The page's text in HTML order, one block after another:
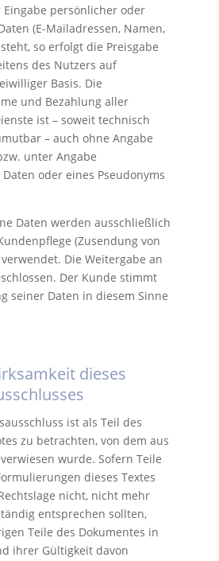
persönlicher oder
(E-Mailadressen, Namen,
so erfolgt die Preisgabe
des Nutzers auf
Basis. Die
und Bezahlung aller
ist – soweit technisch
– auch ohne Angabe
unter Angabe
oder eines Pseudonyms
Daten werden ausschließlich
(Zusendung von
Die Weitergabe an
Der Kunde stimmt
seiner Daten in diesem Sinne
dieses
ist als Teil des
zu betrachten, von dem aus
wurde. Sofern Teile
dieses Textes
nicht, nicht mehr
entsprechen sollten,
Teile des Dokumentes in
ihrer Gültigkeit davon